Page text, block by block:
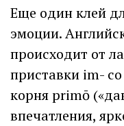
Еще один клей
эмоции.
происходит от
приставки im-
корня primō
впечатления,